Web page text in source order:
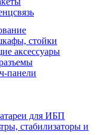
стойки
аксессуары
панели
для ИБП
стабилизаторы и